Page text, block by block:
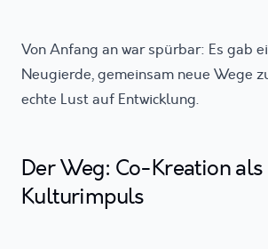
Von Anfang an war spürbar: Es gab
Neugierde, gemeinsam neue Wege
echte Lust auf Entwicklung.
Der Weg: Co-Kreation als
Kulturimpuls